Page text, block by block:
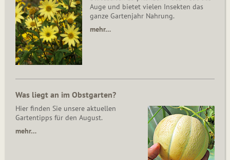
Auge und bietet vielen Insekten das
ganze Gartenjahr Nahrung.
mehr…
Was liegt an im Obstgarten?
Hier finden Sie unsere aktuellen
Gartentipps für den August.
mehr…